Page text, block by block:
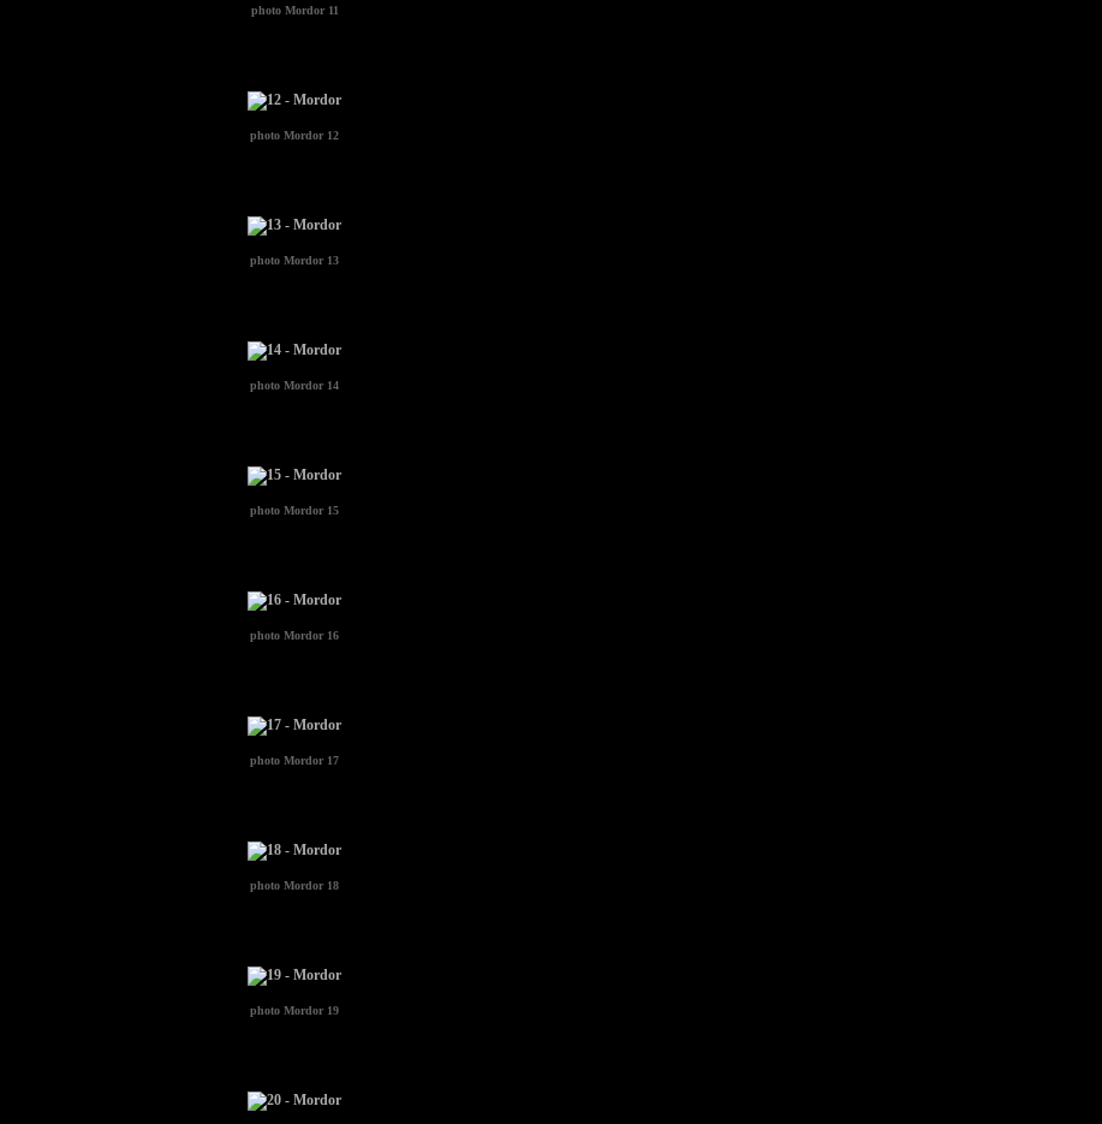
photo Mordor 11
photo Mordor 12
photo Mordor 13
photo Mordor 14
photo Mordor 15
photo Mordor 16
photo Mordor 17
photo Mordor 18
photo Mordor 19